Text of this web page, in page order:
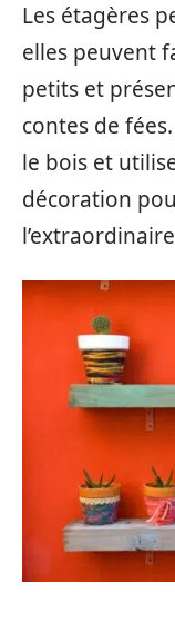
Les étagères
elles peuvent
petits et
contes de
le bois et
décoration